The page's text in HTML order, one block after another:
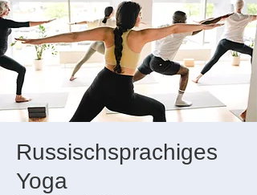
Russischsprachiges
Yoga